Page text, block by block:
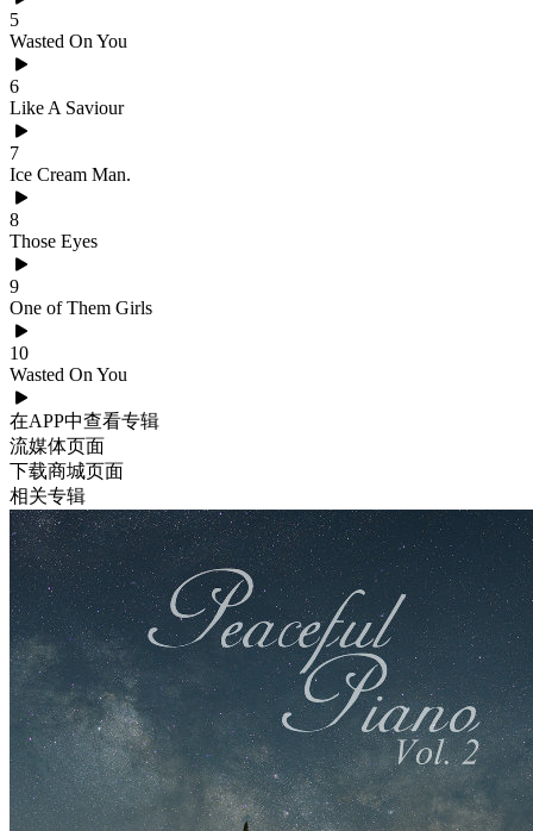
5
Wasted On You
6
Like A Saviour
7
Ice Cream Man.
8
Those Eyes
9
One of Them Girls
10
Wasted On You
在APP中查看专辑
流媒体页面
下载商城页面
相关专辑